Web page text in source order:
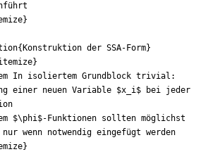
}
{ Konstruktion der SSA-Form}
}
In isoliertem Grundblock trivial:
einer neuen Variable $x i$ bei jeder
$\phi$-Funktionen sollten möglichst
}